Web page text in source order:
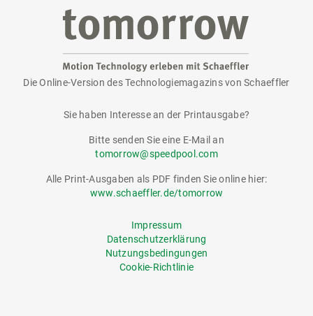
tomorrow
Die Online-Version des Technologiemagazins von Schaeffler
Sie haben Interesse an der Printausgabe?
Bitte senden Sie eine E-Mail an
tomorrow@speedpool.com
Alle Print-Ausgaben als PDF finden Sie online hier:
www.schaeffler.de/tomorrow
Impressum
Datenschutzerklärung
Nutzungsbedingungen
Cookie-Richtlinie